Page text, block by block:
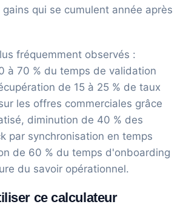
qui se cumulent année après
fréquemment observés :
à 70 % du temps de validation
de 15 à 25 % de taux
les offres commerciales grâce
diminution de 40 % des
par synchronisation en temps
de 60 % du temps d'onboarding
du savoir opérationnel.
ce calculateur